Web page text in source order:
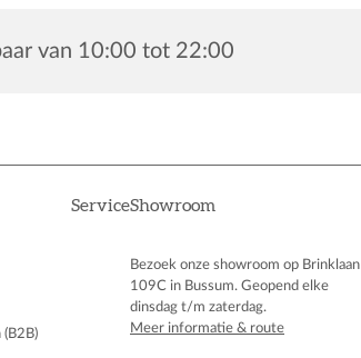
van 10:00 tot 22:00
Showroom
Bezoek onze showroom op Brinklaan
109C in Bussum. Geopend elke
dinsdag t/m zaterdag.
Meer informatie & route
Service